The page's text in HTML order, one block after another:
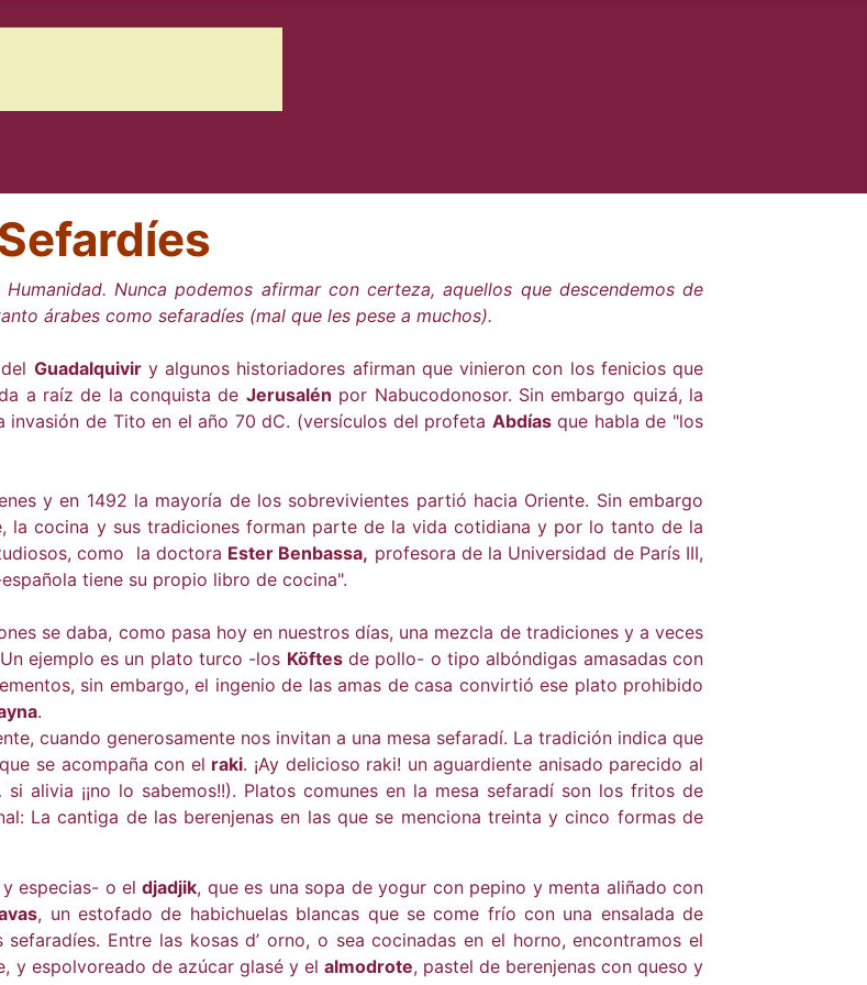
Nunca podemos afirmar con certeza, aquellos que descendemos de
árabes como sefaradíes (mal que les pese a muchos).
Guadalquiviry algunos historiadores afirman que vinieron con los fenicios que
a raíz de la conquista de Jerusalén por Nabucodonosor. Sin embargo quizá, la
de Tito en el año 70 dC. (versículos del profeta Abdíasque habla de "los
y en 1492 la mayoría de los sobrevivientes partió hacia Oriente. Sin embargo
la cocina y sus tradiciones forman parte de la vida cotidiana y por lo tanto de la
como la doctora Ester Benbassa, profesora de la Universidad de París III,
tiene su propio libro de cocina".
se daba, como pasa hoy en nuestros días, una mezcla de tradiciones y a veces
ejemplo es un plato turco -los Köftesde pollo- o tipo albóndigas amasadas con
sin embargo, el ingenio de las amas de casa convirtió ese plato prohibido
.
cuando generosamente nos invitan a una mesa sefaradí. La tradición indica que
se acompaña con el raki. ¡Ay delicioso raki! un aguardiente anisado parecido al
alivia ¡¡no lo sabemos!!). Platos comunes en la mesa sefaradí son los fritos de
La cantiga de las berenjenas en las que se menciona treinta y cinco formas de
y especias- o eldjadjik, que es una sopa de yogur con pepino y menta aliñado con
, un estofado de habichuelas blancas que se come frío con una ensalada de
Entre las kosas d’ orno, o sea cocinadas en el horno, encontramos el
y espolvoreado de azúcar glasé y el almodrote, pastel de berenjenas con queso y